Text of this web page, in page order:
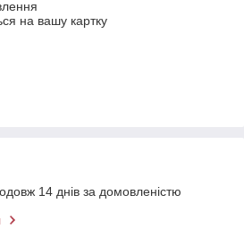
на вашу картку
14 днів за домовленістю